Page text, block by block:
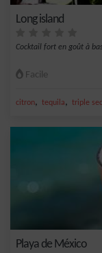
Long island
Cocktail fort en goût à
Facile
citron, tequila, triple sec
Playa de México